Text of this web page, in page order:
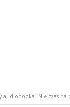
audiobooka: Nie czas na